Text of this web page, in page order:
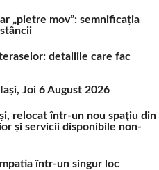
„pietre mov”: semnificația
detaliile care fac
Joi 6 August 2026
relocat într-un nou spaţiu din
și servicii disponibile non-
într-un singur loc